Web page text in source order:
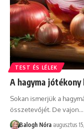
TEST ÉS LÉLEK
A hagyma jótékony
Sokan ismerjük a
összetevőjét. De vajon…
Balogh Nóra augusztus